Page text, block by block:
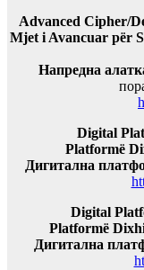
Advanced Cipher/
Mjet i Avancuar për
Напредна
Digital
Platformë
Дигитална
Digital
Platformë
Дигитална